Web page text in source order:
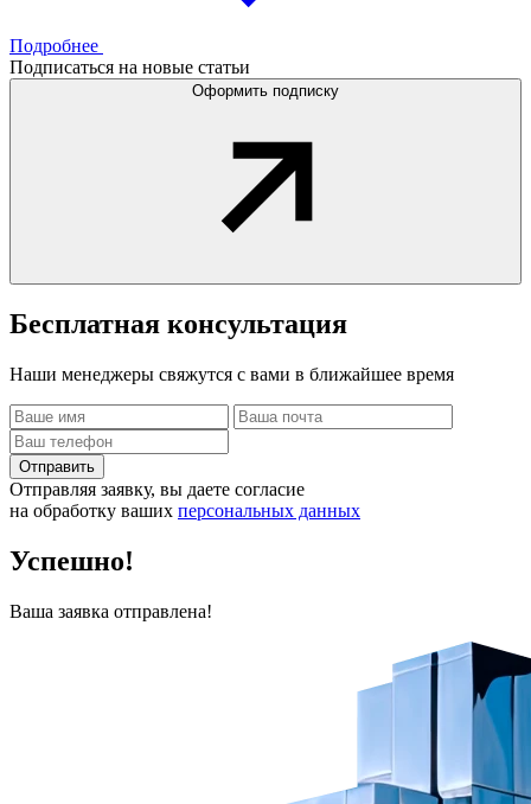
Подробнее
Подписаться на новые статьи
Оформить подписку
Бесплатная консультация
Наши менеджеры свяжутся с вами в ближайшее время
Отправить
Отправляя заявку, вы даете согласие
на обработку ваших персональных данных
Успешно!
Ваша заявка отправлена!